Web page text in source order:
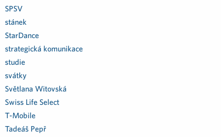
SPSV
stánek
StarDance
strategická komunikace
studie
svátky
Světlana Witovská
Swiss Life Select
T-Mobile
Tadeáš Pepř